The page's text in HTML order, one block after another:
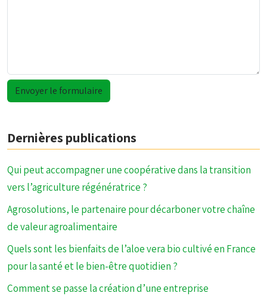
Dernières publications
Qui peut accompagner une coopérative dans la transition
vers l’agriculture régénératrice ?
Agrosolutions, le partenaire pour décarboner votre chaîne
de valeur agroalimentaire
Quels sont les bienfaits de l’aloe vera bio cultivé en France
pour la santé et le bien-être quotidien ?
Comment se passe la création d’une entreprise